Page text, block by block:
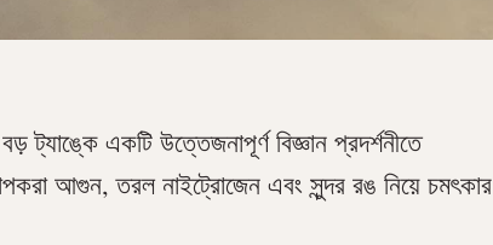
একটি উত্তেজনাপূর্ণ বিজ্ঞান প্রদর্শনীতে
আগুন, তরল নাইট্রোজেন এবং সুন্দর রঙ নিয়ে চমৎকার